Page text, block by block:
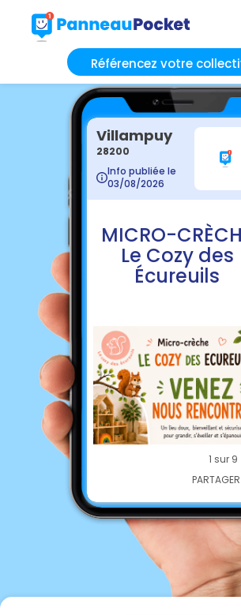
Référencez votre
Villampuy
28200
Info publiée le
03/08/2026
MICRO-
Le Cozy des
Écureuils
1 sur 9
PARTAGER